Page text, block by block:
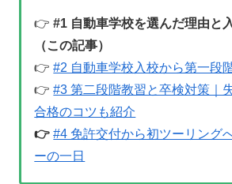
👉#1 自動車学校を選んだ理由と
（この記事）
👉#2 自動車学校入校から第一段
👉#3 第二段階教習と卒検対策｜
合格のコツも紹介
👉#4 免許交付から初ツーリング
ーの一日